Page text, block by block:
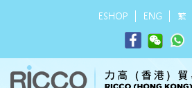
ESHOP ENG 繁